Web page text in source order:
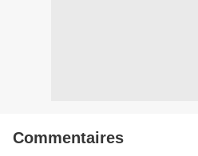
Commentaires